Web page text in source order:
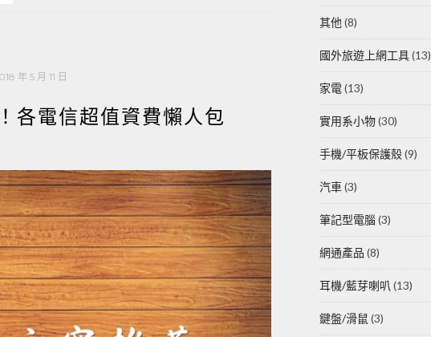
年 5 月 11 日
各電信超值資費懶人包
其他 (8)
國外旅遊上網工具(13)
家電 (13)
實用系小物(30)
手機/平板保護殼(9)
汽車 (3)
筆記型電腦(3)
網通產品 (8)
耳機/藍芽喇叭 (13)
鍵盤/滑鼠 (3)